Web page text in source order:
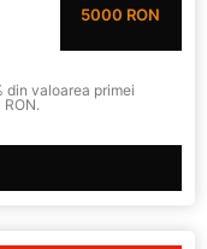
5000 RON
din valoarea primei